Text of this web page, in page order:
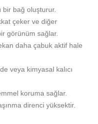
bağ oluşturur.
çeker ve diğer
görünüm sağlar.
daha çabuk aktif hale
veya kimyasal kalıcı
koruma sağlar.
direnci yüksektir.